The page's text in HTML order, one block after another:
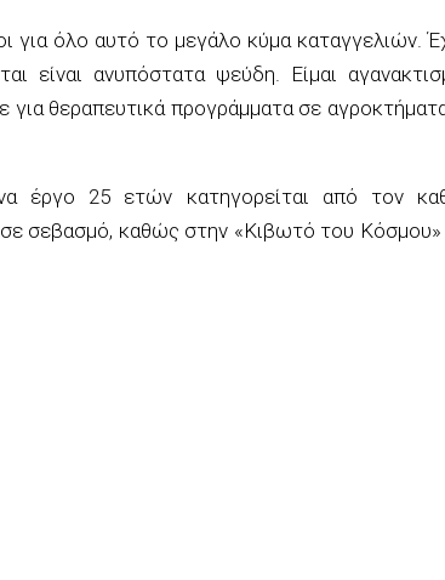
για όλο αυτό το μεγάλο κύμα καταγγελιών.
είναι ανυπόστατα ψεύδη. Είμαι
για θεραπευτικά προγράμματα σε
έργο 25 ετών κατηγορείται από τον
σεβασμό, καθώς στην «Κιβωτό του